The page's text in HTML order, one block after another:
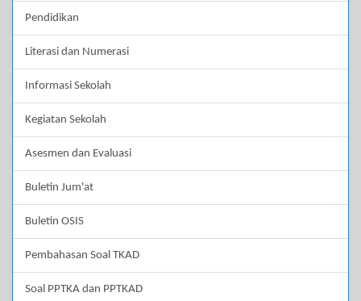
Pendidikan
Literasi dan Numerasi
Informasi Sekolah
Kegiatan Sekolah
Asesmen dan Evaluasi
Buletin Jum'at
Buletin OSIS
Pembahasan Soal TKAD
Soal PPTKA dan PPTKAD